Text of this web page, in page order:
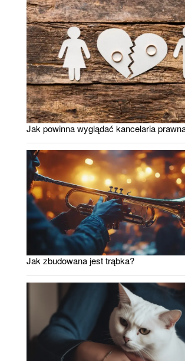
Jak powinna wyglądać kancelaria
Jak zbudowana jest trąbka?